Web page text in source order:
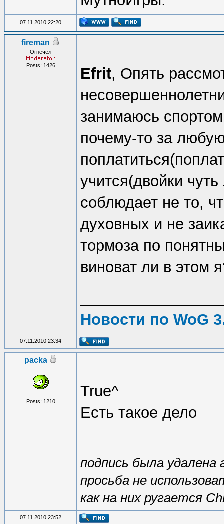
07.11.2010 22:20
fireman
Огнечел
Posts: 1426 Efrit, Опять
занимаюсь
почему-то за
учится(двойки
соблюдает не то,
духовных и не
тормоза по
виноват ли в этом
Новости по WoG
07.11.2010 23:34
packa
Posts: 1210
True^
Есть такое дело
подпись была удалена
просьба не
как на них ругается
07.11.2010 23:52